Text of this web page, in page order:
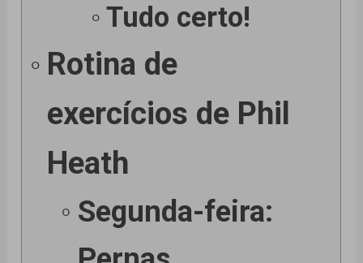
Tudo certo!
Rotina de
exercícios de Phil
Heath
Segunda-feira: